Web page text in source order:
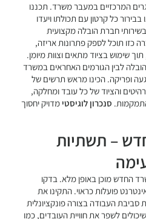
המרכזיים במעבר משרד. תכננו
כל קרטון עם תכולתו ויעדו
חברת הובלה מקצועית
תוכל לספק פתרונות אריזה,
שימוש בציוד מתאים וצוות מיומן.
לבין הגורמים האחראים במשרד
ופריקה. הכינו מראש תרשים של
והציוד של כל עובד ומחלקה,
סנכרון לוגיסטי מדויק יחסוך
– תשתיות
החדש מוכן באופן מלא. בדקו
פועלות כראוי. התקינו את
סביבת העבודה בצורה פונקציונלית
לשפר את חוויית העובדים, כמו